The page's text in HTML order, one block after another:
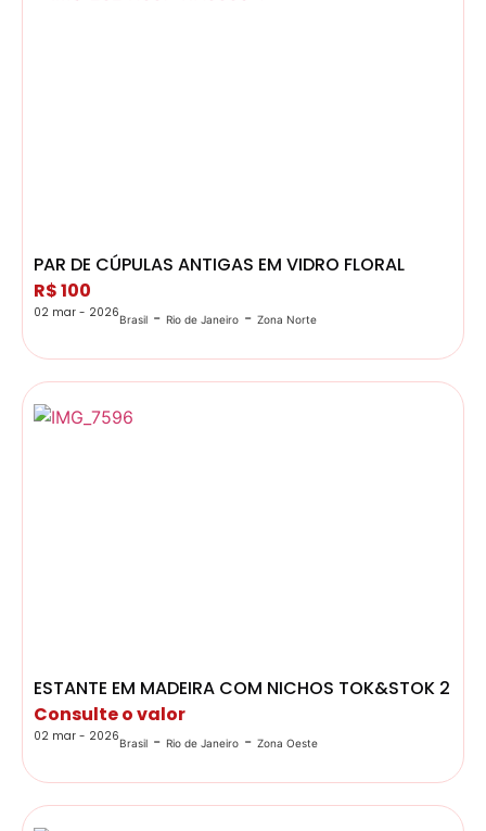
PAR DE CÚPULAS ANTIGAS EM VIDRO FLORAL
R$ 100
02 mar - 2026Brasil - Rio de Janeiro - Zona Norte
ESTANTE EM MADEIRA COM NICHOS TOK&STOK 2
Consulte o valor
02 mar - 2026Brasil - Rio de Janeiro - Zona Oeste